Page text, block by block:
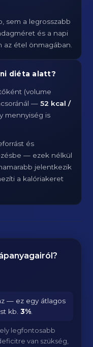
sem a legrosszabb
és a napi
az étel önmagában.
diéta alatt?
(volume
—52 kcal /
mennyiség is
és
— ezek nélkül
jelentkezik
a kalóriakeret
— ez egy átlagos
kb.3%
legfontosabb
van szükség,